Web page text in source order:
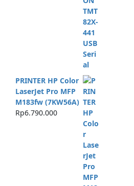
PRINTER HP Color
LaserJet Pro MFP
M183fw (7KW56A)
Rp6.790.000